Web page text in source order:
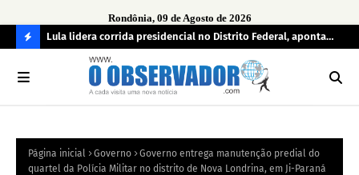
Rondônia, 09 de Agosto de 2026
O
R
Lula lidera corrida presidencial no Distrito Federal, aponta
pesquisa; Flávio Bolsonaro aparece em segundo
Página inicial Governo
Governo entrega manutenção predial do
quartel da Polícia Militar no distrito de Nova Londrina, em Ji-Paraná